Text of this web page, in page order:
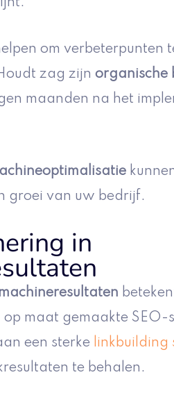
om verbeterpunten
zag zijn organische
maanden na het
groei van uw bedrijf.
in
maat gemaakte SEO-
een sterke linkbuilding
te behalen.